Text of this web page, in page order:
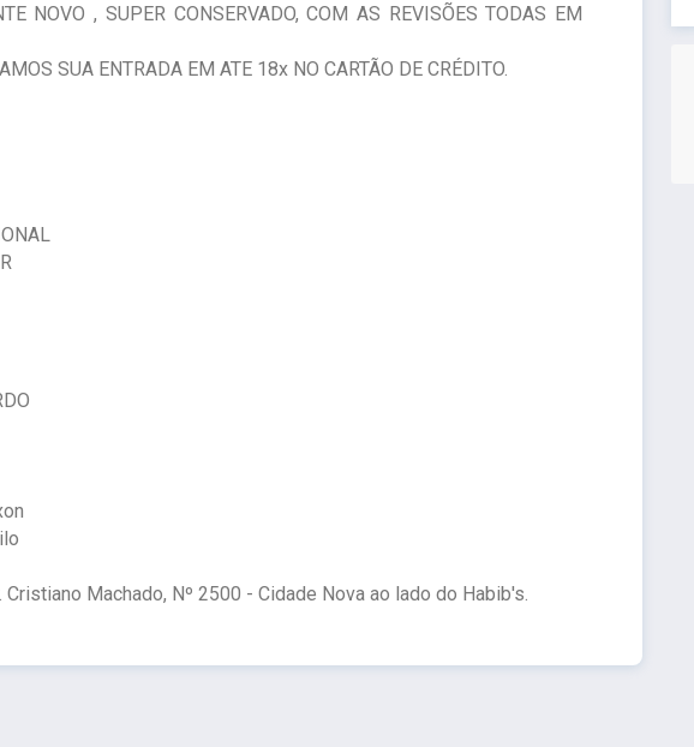
NOVO , SUPER CONSERVADO, COM AS REVISÕES TODAS EM
SUA ENTRADA EM ATE 18x NO CARTÃO DE CRÉDITO.
Machado, Nº 2500 - Cidade Nova ao lado do Habib's.